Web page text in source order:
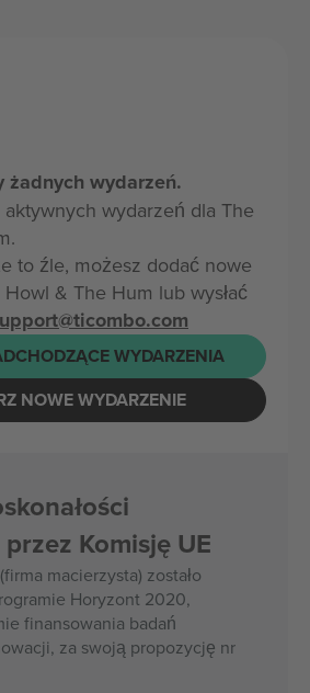
żadnych wydarzeń.
wydarzeń dla The
to źle, możesz dodać nowe
& The Hum lub wysłać
WYDARZENIA
NOWE WYDARZENIE
Komisję UE
macierzysta) zostało
Horyzont 2020,
finansowania badań
za swoją propozycję nr